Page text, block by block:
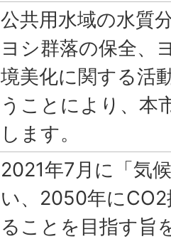
公共用水域の水質
ヨシ群落の保全、
境美化に関する活
うことにより、本
します。
2021年7月に「気
い、2050年に
ることを目指す旨